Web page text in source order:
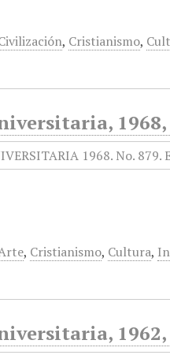
, Cristianismo,
1968,
, Cristianismo, Cultura,
1962,